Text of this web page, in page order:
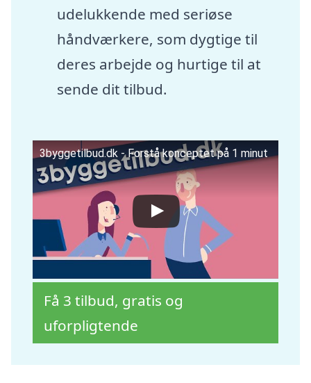
udelukkende med seriøse
håndværkere, som dygtige til
deres arbejde og hurtige til at
sende dit tilbud.
3byggetilbud.dk - Forstå konceptet på 1 minut
Få 3 tilbud, gratis og
uforpligtende